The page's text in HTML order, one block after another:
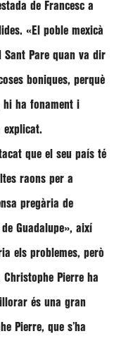
de Francesc a
«El poble mexicà
Sant Pare quan va dir
boniques, perquè
hi ha fonament i
explicat.
que el seu país té
raons per a
pregària de
Guadalupe», així
els problemes, però
Christophe Pierre ha
és una gran
Pierre, que s’ha